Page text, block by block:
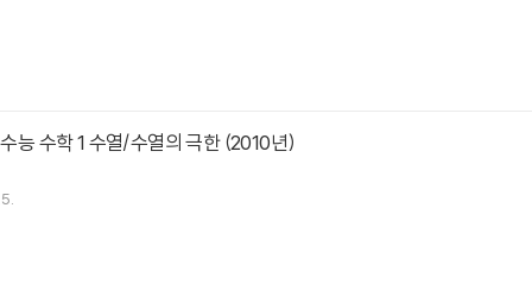
능 수학 1 수열/수열의 극한 (2010년)